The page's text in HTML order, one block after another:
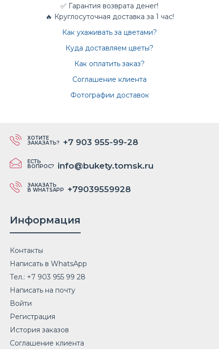
✅ Гарантия возврата денег!
🔥 Круглосуточная доставка за 1 час!
Как ухаживать за цветами?
Куда доставляем цветы?
Как оплатить заказ?
Соглашение клиента
Фотографии доставок
ХОТИТЕ
ЗАКАЗАТЬ? +7 903 955-99-28
ЕСТЬ
ВОПРОС? info@bukety.tomsk.ru
ЗАКАЗАТЬ
В WHATSAPP +79039559928
Информация
Контакты
Написать в WhatsApp
Тел.: +7 903 955 99 28
Написать на почту
Войти
Регистрация
История заказов
Соглашение клиента